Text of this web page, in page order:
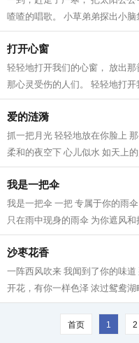
喳喳的唱歌。 小草弟弟探出小
忙着 种稻谷、种蔬菜。 整个世界
打开心窗
轻轻地打开我们的心窗， 放出
那心灵受伤的人们。 轻轻地打
那失明的人们， 让他们重拾生活
爱的涟漪
抓一把月光 轻轻地放在你脸上
柔和的夜空下 心儿似水 如天上
朦胧，月光匆匆 心交织着甜蜜
我是一把伞
我是一把伞 一把 专属于你的雨
只在雨中现身的雨伞 为你遮风
雨中被你紧握的雨伞 你手里的温
沙枣花香
一阵西风吹来 我闻到了你的味
开花，有你一样色泽 浓过鸳鸯
谁荒芜了我半生钟爱 剪过燕尾，
首页 1 2